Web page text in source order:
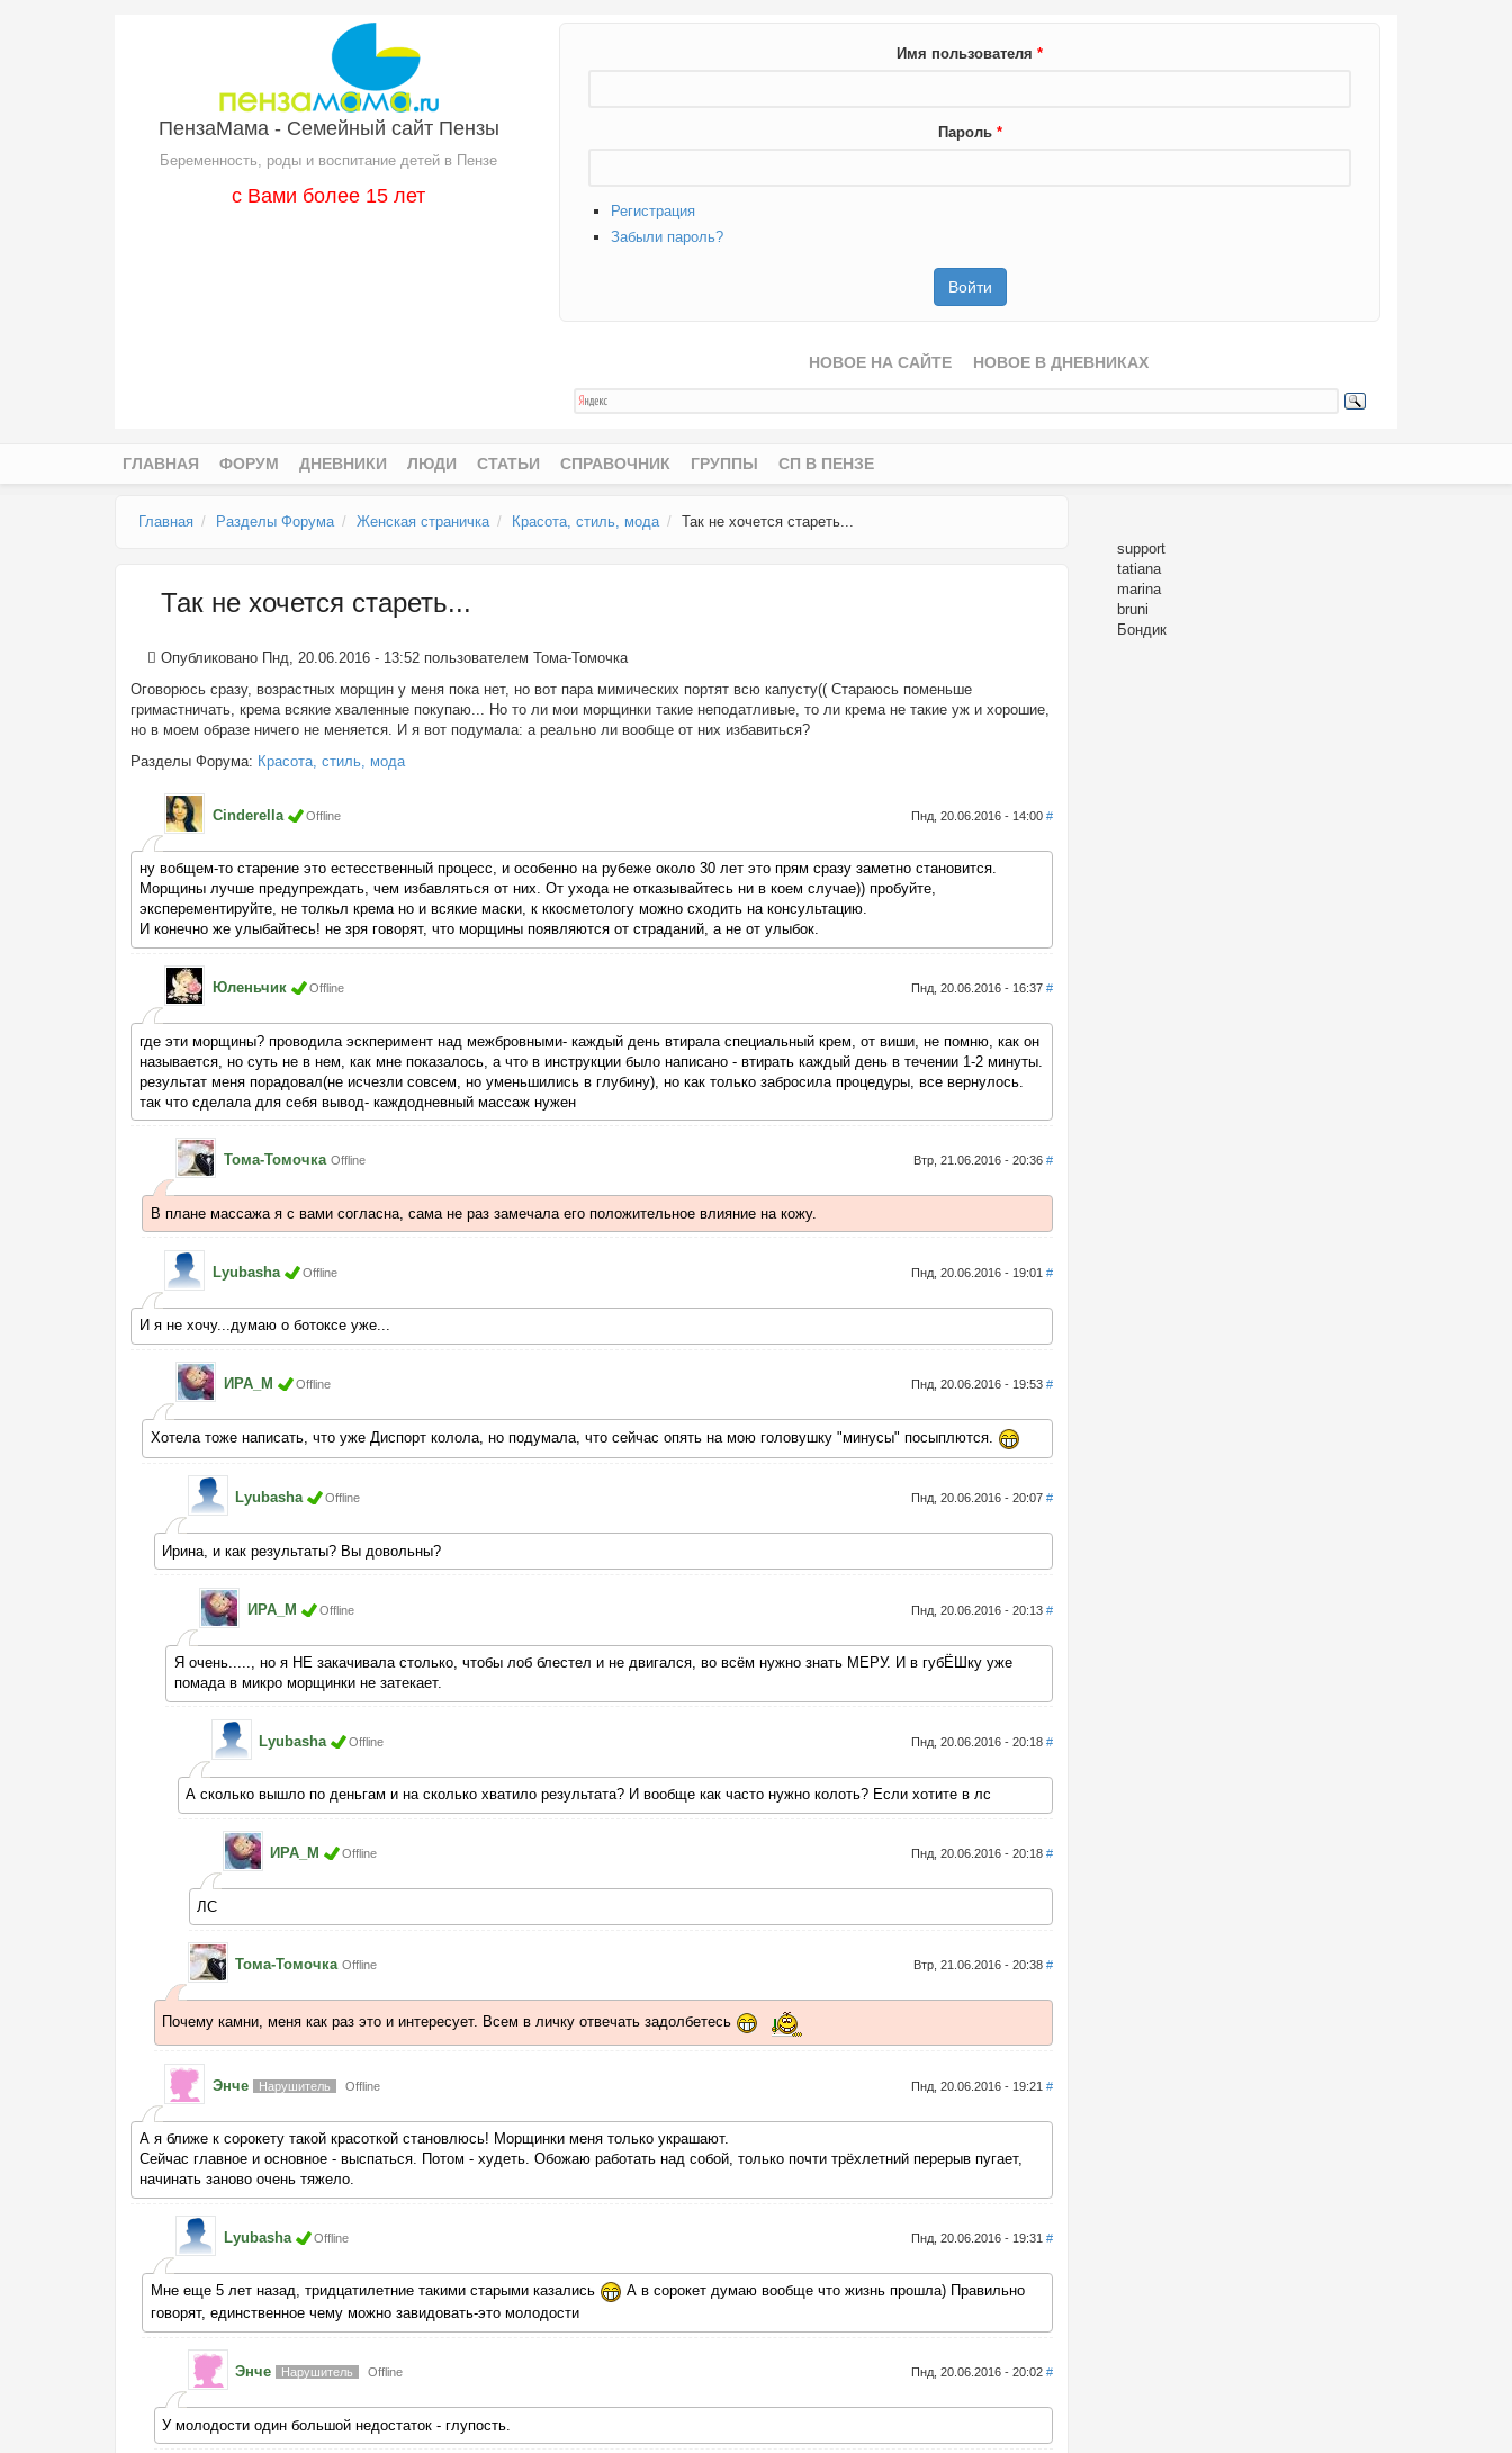
ПензаМама - Семейный сайт Пензы
Беременность, роды и воспитание детей в Пензе
с Вами более 15 лет
Имя пользователя *
Пароль *
Регистрация
Забыли пароль?
НОВОЕ НА САЙТЕ НОВОЕ В ДНЕВНИКАХ
ГЛАВНАЯ ФОРУМ ДНЕВНИКИ ЛЮДИ СТАТЬИ СПРАВОЧНИК ГРУППЫ СП В ПЕНЗЕ
Главная Разделы Форума Женская страничка Красота, стиль, мода Так не хочется стареть...
Так не хочется стареть...
Опубликовано Пнд, 20.06.2016 - 13:52 пользователем Тома-Томочка
Оговорюсь сразу, возрастных морщин у меня пока нет, но вот пара мимических портят всю капусту(( Стараюсь поменьше
гримастничать, крема всякие хваленные покупаю... Но то ли мои морщинки такие неподатливые, то ли крема не такие уж и хорошие,
но в моем образе ничего не меняется. И я вот подумала: а реально ли вообще от них избавиться?
Разделы Форума: Красота, стиль, мода
Cinderella Offline Пнд, 20.06.2016 - 14:00 #
ну вобщем-то старение это естесственный процесс, и особенно на рубеже около 30 лет это прям сразу заметно становится.
Морщины лучше предупреждать, чем избавляться от них. От ухода не отказывайтесь ни в коем случае)) пробуйте,
эксперементируйте, не толкьл крема но и всякие маски, к ккосметологу можно сходить на консультацию.
И конечно же улыбайтесь! не зря говорят, что морщины появляются от страданий, а не от улыбок.
Юленьчик Offline Пнд, 20.06.2016 - 16:37 #
где эти морщины? проводила эскперимент над межбровными- каждый день втирала специальный крем, от виши, не помню, как он
называется, но суть не в нем, как мне показалось, а что в инструкции было написано - втирать каждый день в течении 1-2 минуты.
результат меня порадовал(не исчезли совсем, но уменьшились в глубину), но как только забросила процедуры, все вернулось.
так что сделала для себя вывод- каждодневный массаж нужен
Тома-Томочка Offline Втр, 21.06.2016 - 20:36 #
В плане массажа я с вами согласна, сама не раз замечала его положительное влияние на кожу.
Lyubasha Offline Пнд, 20.06.2016 - 19:01 #
И я не хочу...думаю о ботоксе уже...
ИРА_М Offline Пнд, 20.06.2016 - 19:53 #
Хотела тоже написать, что уже Диспорт колола, но подумала, что сейчас опять на мою головушку "минусы" посыплются.
Lyubasha Offline Пнд, 20.06.2016 - 20:07 #
Ирина, и как результаты? Вы довольны?
ИРА_М Offline Пнд, 20.06.2016 - 20:13 #
Я очень....., но я НЕ закачивала столько, чтобы лоб блестел и не двигался, во всём нужно знать МЕРУ. И в губЁШку уже
помада в микро морщинки не затекает.
Lyubasha Offline Пнд, 20.06.2016 - 20:18 #
А сколько вышло по деньгам и на сколько хватило результата? И вообще как часто нужно колоть? Если хотите в лс
ИРА_М Offline Пнд, 20.06.2016 - 20:18 #
ЛС
Тома-Томочка Offline Втр, 21.06.2016 - 20:38 #
Почему камни, меня как раз это и интересует. Всем в личку отвечать задолбетесь
Энче Нарушитель Offline Пнд, 20.06.2016 - 19:21 #
А я ближе к сорокету такой красоткой становлюсь! Морщинки меня только украшают.
Сейчас главное и основное - выспаться. Потом - худеть. Обожаю работать над собой, только почти трёхлетний перерыв пугает,
начинать заново очень тяжело.
Lyubasha Offline Пнд, 20.06.2016 - 19:31 #
Мне еще 5 лет назад, тридцатилетние такими старыми казались
А в сорокет думаю вообще что жизнь прошла) Правильно
говорят, единственное чему можно завидовать-это молодости
Энче Нарушитель Offline Пнд, 20.06.2016 - 20:02 #
У молодости один большой недостаток - глупость.
support
tatiana
marina
bruni
Бондик